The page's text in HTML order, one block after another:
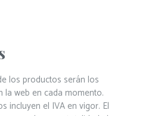
los productos serán los
la web en cada momento.
incluyen el IVA en vigor. El